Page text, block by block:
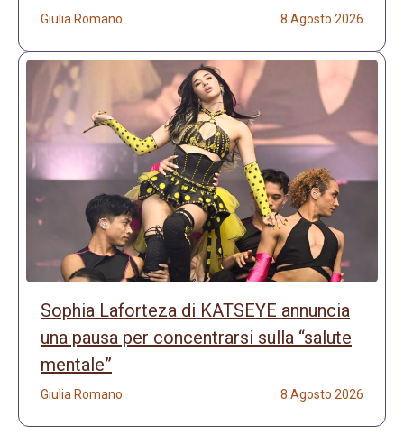
Giulia Romano 8 Agosto 2026
Sophia Laforteza di KATSEYE annuncia
una pausa per concentrarsi sulla “salute
mentale”
Giulia Romano 8 Agosto 2026